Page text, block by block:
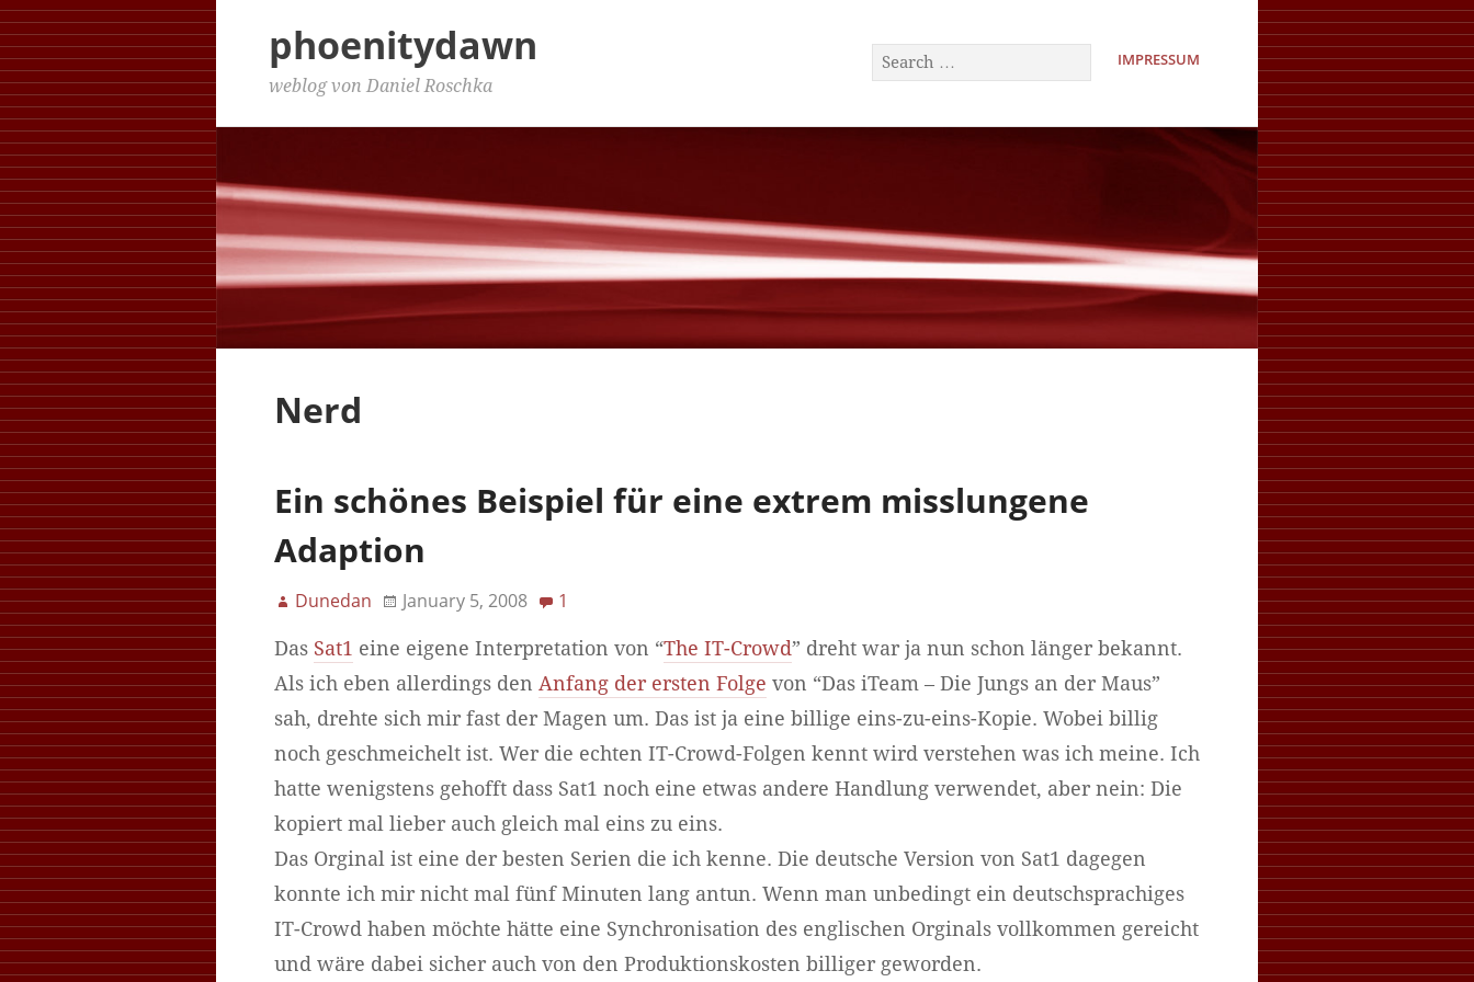
phoenitydawn
weblog von Daniel Roschka
IMPRESSUM
Nerd
Ein schönes Beispiel für eine extrem misslungene
Adaption
Dunedan January 5, 2008 1
Das Sat1 eine eigene Interpretation von “The IT-Crowd” dreht war ja nun schon länger bekannt.
Als ich eben allerdings den Anfang der ersten Folge von “Das iTeam – Die Jungs an der Maus”
sah, drehte sich mir fast der Magen um. Das ist ja eine billige eins-zu-eins-Kopie. Wobei billig
noch geschmeichelt ist. Wer die echten IT-Crowd-Folgen kennt wird verstehen was ich meine. Ich
hatte wenigstens gehofft dass Sat1 noch eine etwas andere Handlung verwendet, aber nein: Die
kopiert mal lieber auch gleich mal eins zu eins.
Das Orginal ist eine der besten Serien die ich kenne. Die deutsche Version von Sat1 dagegen
konnte ich mir nicht mal fünf Minuten lang antun. Wenn man unbedingt ein deutschsprachiges
IT-Crowd haben möchte hätte eine Synchronisation des englischen Orginals vollkommen gereicht
und wäre dabei sicher auch von den Produktionskosten billiger geworden.